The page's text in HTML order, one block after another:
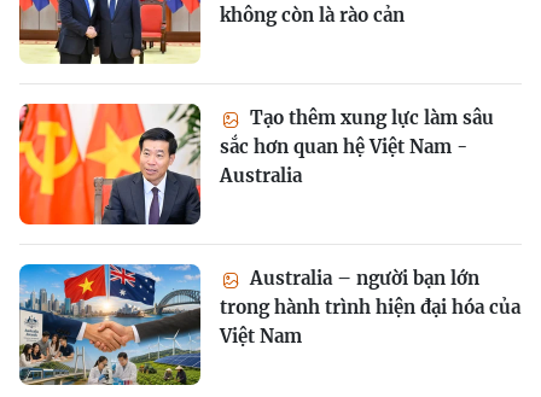
không còn là rào cản
Tạo thêm xung lực làm sâu
sắc hơn quan hệ Việt Nam -
Australia
Australia – người bạn lớn
trong hành trình hiện đại hóa của
Việt Nam